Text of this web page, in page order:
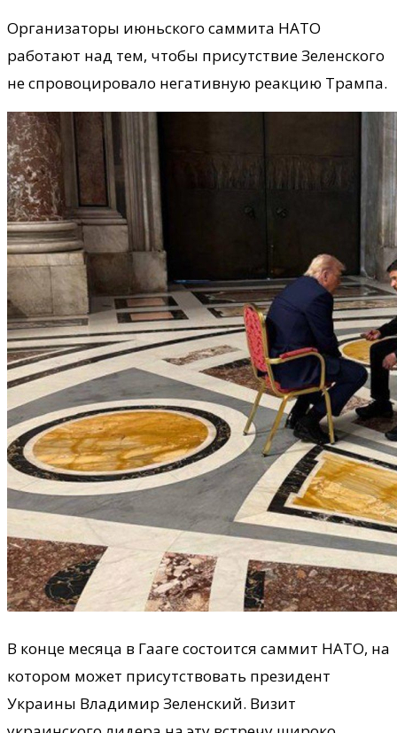
Организаторы июньского саммита НАТО
работают над тем, чтобы присутствие Зеленского
не спровоцировало негативную реакцию Трампа.
В конце месяца в Гааге состоится саммит НАТО, на
котором может присутствовать президент
Украины Владимир Зеленский. Визит